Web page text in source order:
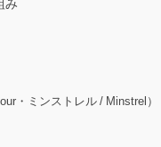
み
・ミンストレル / Minstrel）